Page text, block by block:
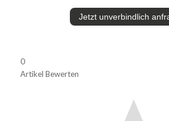
Jetzt unverbindlich
0
Artikel Bewerten